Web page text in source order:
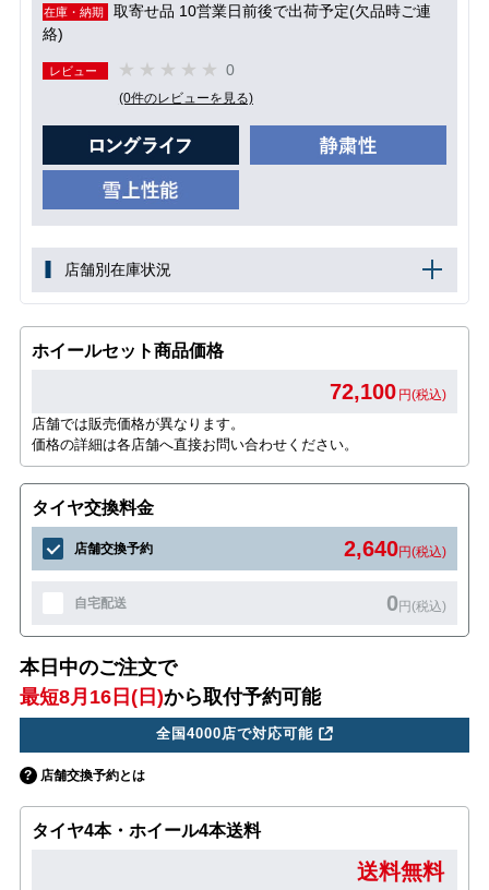
在庫・納期
取寄せ品 10営業日前後で出荷予定(欠品時ご連
絡)
レビュー 0
(0件のレビューを見る)
店舗別在庫状況
ホイールセット商品価格
72,100 円(税込)
店舗では販売価格が異なります。
価格の詳細は各店舗へ直接お問い合わせください。
タイヤ交換料金
店舗交換予約 2,640円(税込)
自宅配送 0円(税込)
本日中のご注文で
最短8月16日(日)から取付予約可能
全国4000店で対応可能
店舗交換予約とは
タイヤ4本・ホイール4本送料
送料無料